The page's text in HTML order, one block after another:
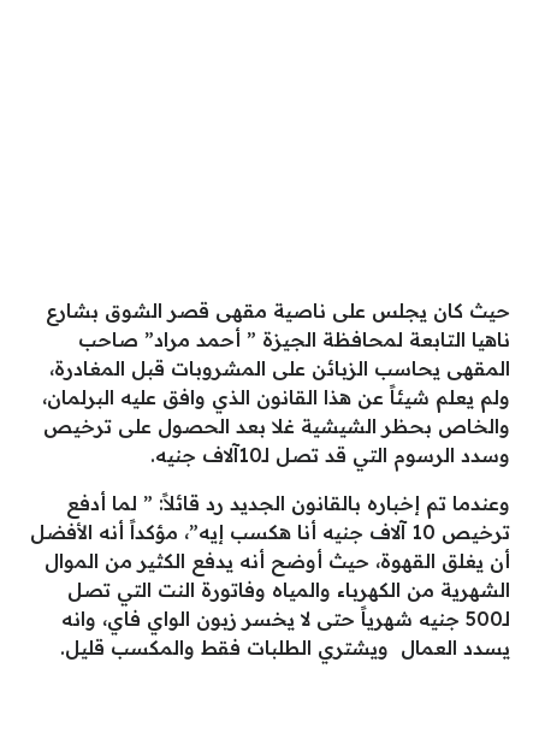
حيث كان يجلس على ناصية مقهى قصر الشوق بشارع
ناهيا التابعة لمحافظة الجيزة ” أحمد مراد” صاحب
المقهى يحاسب الزبائن على المشروبات قبل المغادرة،
ولم يعلم شيئاً عن هذا القانون الذي وافق عليه البرلمان،
والخاص بحظر الشيشية غلا بعد الحصول على ترخيص
وسدد الرسوم التي قد تصل لـ10آلاف جنيه.
وعندما تم إخباره بالقانون الجديد رد قائلاً: ” لما أدفع
ترخيص 10 آلاف جنيه أنا هكسب إيه”، مؤكداً أنه الأفضل
أن يغلق القهوة، حيث أوضح أنه يدفع الكثير من الموال
الشهرية من الكهرباء والمياه وفاتورة النت التي تصل
لـ500 جنيه شهرياً حتى لا يخسر زبون الواي فاي، وانه
يسدد العمال ويشتري الطلبات فقط والمكسب قليل.